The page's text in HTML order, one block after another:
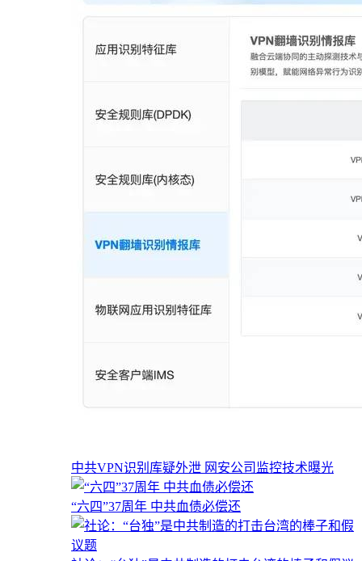
中共VPN识别库疑外泄 网安公司监控技术曝光
“六四”37周年 中共血债必偿还